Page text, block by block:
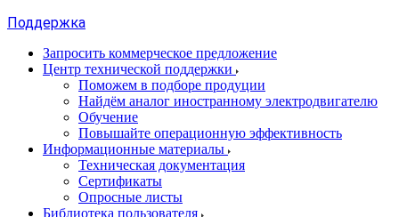
Поддержка
Запросить коммерческое предложение
Центр технической поддержки
Поможем в подборе продуции
Найдём аналог иностранному электродвигателю
Обучение
Повышайте операционную эффективность
Информационные материалы
Техническая документация
Сертификаты
Опросные листы
Библиотека пользователя